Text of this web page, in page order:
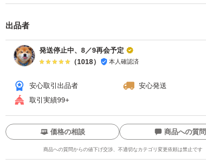
出品者
発送停止中、8／9再会予定
（1018） 本人確認済
安心取引出品者
安心発送
取引実績99+
価格の相談 商品への質問
商品への質問からの値下げ交渉、不適切なカテゴリ変更依頼は禁止です